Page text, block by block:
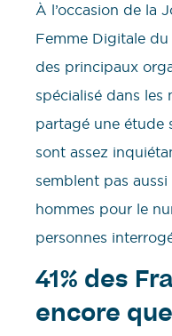
À l’occasion de la
Femme Digitale du
des principaux
spécialisé dans les
partagé une étude
sont assez
semblent pas
hommes pour le
personnes
41% des
encore